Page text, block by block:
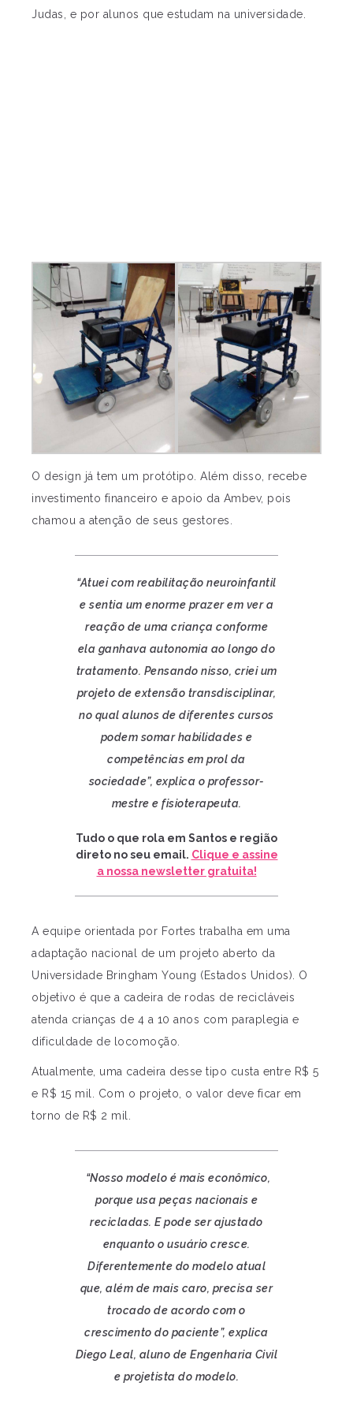
Judas, e por alunos que estudam na universidade.
O design já tem um protótipo. Além disso, recebe
investimento financeiro e apoio da Ambev, pois
chamou a atenção de seus gestores.
“Atuei com reabilitação neuroinfantil
e sentia um enorme prazer em ver a
reação de uma criança conforme
ela ganhava autonomia ao longo do
tratamento. Pensando nisso, criei um
projeto de extensão transdisciplinar,
no qual alunos de diferentes cursos
podem somar habilidades e
competências em prol da
sociedade”, explica o professor-
mestre e fisioterapeuta.
Tudo o que rola em Santos e região
direto no seu email. Clique e assine
a nossa newsletter gratuita!
A equipe orientada por Fortes trabalha em uma
adaptação nacional de um projeto aberto da
Universidade Bringham Young (Estados Unidos). O
objetivo é que a cadeira de rodas de recicláveis
atenda crianças de 4 a 10 anos com paraplegia e
dificuldade de locomoção.
Atualmente, uma cadeira desse tipo custa entre R$ 5
e R$ 15 mil. Com o projeto, o valor deve ficar em
torno de R$ 2 mil.
“Nosso modelo é mais econômico,
porque usa peças nacionais e
recicladas. E pode ser ajustado
enquanto o usuário cresce.
Diferentemente do modelo atual
que, além de mais caro, precisa ser
trocado de acordo com o
crescimento do paciente”, explica
Diego Leal, aluno de Engenharia Civil
e projetista do modelo.